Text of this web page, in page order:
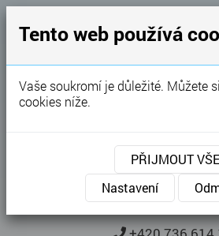
GARÁŽOVÁ
Karel
Garážová vrata,
Kontaktujte
KONTAKTUJTE
Tento web používá
Vaše soukromí je důležité. Můžete
cookies níže.
PŘIJMOUT VŠE
Nastavení